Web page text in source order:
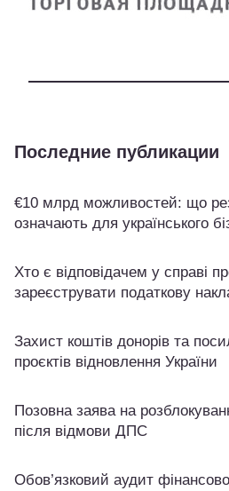
Последние публикации
€10 млрд можливостей: що
означають для українського
Хто є відповідачем у справі
зареєструвати податкову
Захист коштів донорів та
проєктів відновлення України
Позовна заява на
після відмови ДПС
Обов’язковий аудит